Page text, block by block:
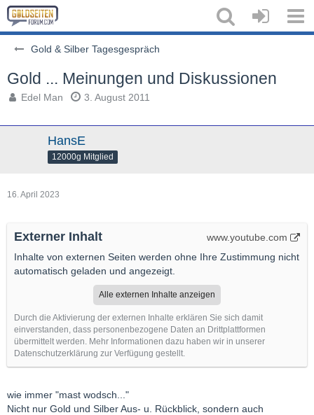
Gold & Silber Tagesgespräch
Gold ... Meinungen und Diskussionen
Edel Man 3. August 2011
HansE
12000g Mitglied
16. April 2023
Externer Inhalt
www.youtube.com
Inhalte von externen Seiten werden ohne Ihre Zustimmung nicht
automatisch geladen und angezeigt.
Alle externen Inhalte anzeigen
Durch die Aktivierung der externen Inhalte erklären Sie sich damit
einverstanden, dass personenbezogene Daten an Drittplattformen
übermittelt werden. Mehr Informationen dazu haben wir in unserer
Datenschutzerklärung zur Verfügung gestellt.
wie immer "mast wodsch..."
Nicht nur Gold und Silber Aus- u. Rückblick, sondern auch